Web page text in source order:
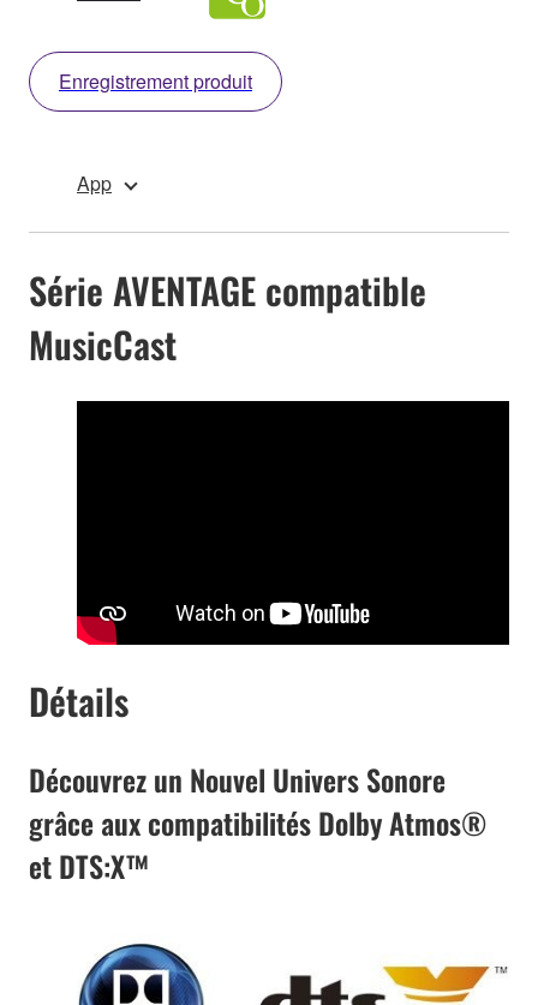
Enregistrement produit
App
Série AVENTAGE compatible
MusicCast
Détails
Découvrez un Nouvel Univers Sonore
grâce aux compatibilités Dolby Atmos®
et DTS:X™